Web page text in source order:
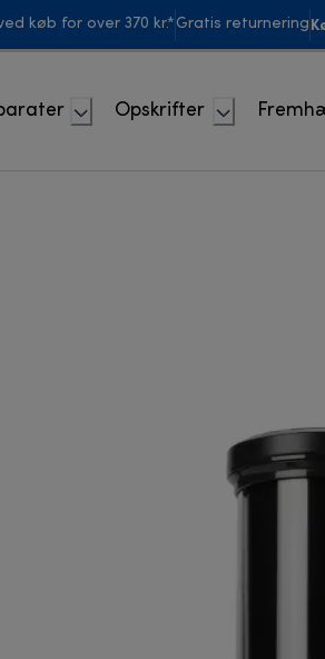
køb for over 370 kr.* Gratis returnering
Opskrifter